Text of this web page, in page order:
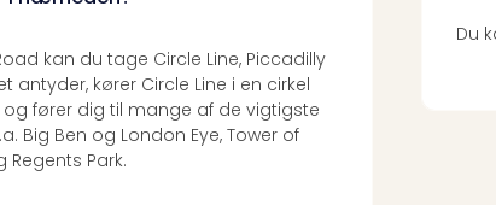
kan du tage Circle Line, Piccadilly
antyder, kører Circle Line i en cirkel
fører dig til mange af de vigtigste
Ben og London Eye, Tower of
Park.
Du